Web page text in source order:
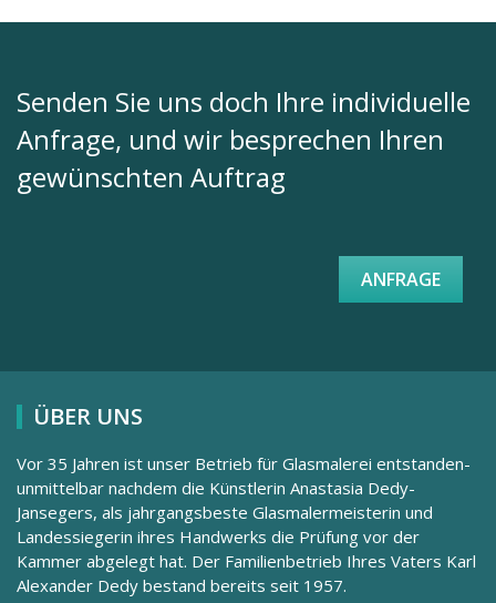
Senden Sie uns doch Ihre individuelle
Anfrage, und wir besprechen Ihren
gewünschten Auftrag
ANFRAGE
ÜBER UNS
Vor 35 Jahren ist unser Betrieb für Glasmalerei entstanden-
unmittelbar nachdem die Künstlerin Anastasia Dedy-
Jansegers, als jahrgangsbeste Glasmalermeisterin und
Landessiegerin ihres Handwerks die Prüfung vor der
Kammer abgelegt hat. Der Familienbetrieb Ihres Vaters Karl
Alexander Dedy bestand bereits seit 1957.